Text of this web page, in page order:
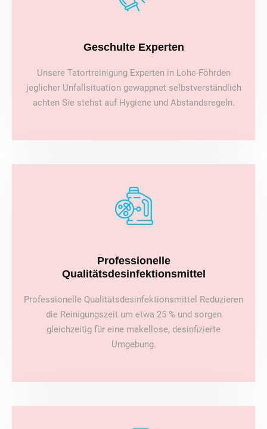
Geschulte Experten
Unsere Tatortreinigung Experten in Lohe-Föhrden
jeglicher Unfallsituation gewappnet selbstverständlich
achten Sie stehst auf Hygiene und Abstandsregeln.
Professionelle
Qualitätsdesinfektionsmittel
Professionelle Qualitätsdesinfektionsmittel Reduzieren
die Reinigungszeit um etwa 25 % und sorgen
gleichzeitig für eine makellose, desinfizierte
Umgebung.